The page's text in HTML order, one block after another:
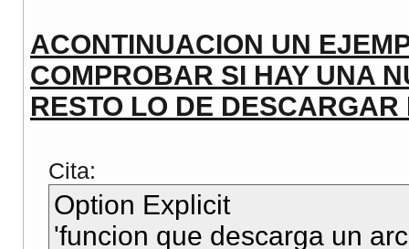
ACONTINUACION UN
COMPROBAR SI HAY UNA
RESTO LO DE
Cita:
Option Explicit
'funcion que descarga un